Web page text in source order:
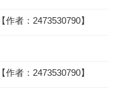
作者：2473530790】
作者：2473530790】